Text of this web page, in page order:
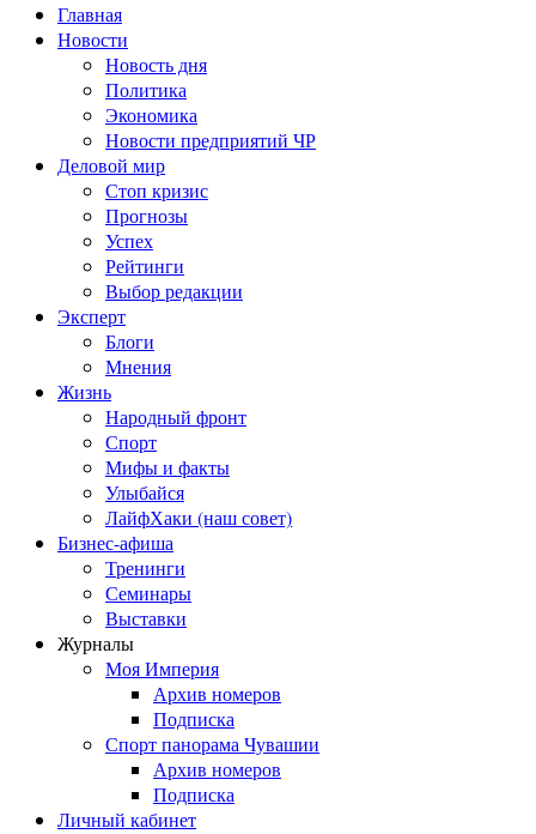
Главная
Новости
Новость дня
Политика
Экономика
Новости предприятий ЧР
Деловой мир
Стоп кризис
Прогнозы
Успех
Рейтинги
Выбор редакции
Эксперт
Блоги
Мнения
Жизнь
Народный фронт
Спорт
Мифы и факты
Улыбайся
ЛайфХаки (наш совет)
Бизнес-афиша
Тренинги
Семинары
Выставки
Журналы
Моя Империя
Архив номеров
Подписка
Спорт панорама Чувашии
Архив номеров
Подписка
Личный кабинет